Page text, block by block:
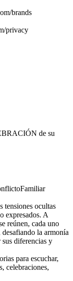
brands
privacy
de su
tensiones ocultas
expresados. A
reúnen, cada uno
la armonía
diferencias y
para escuchar,
celebraciones,